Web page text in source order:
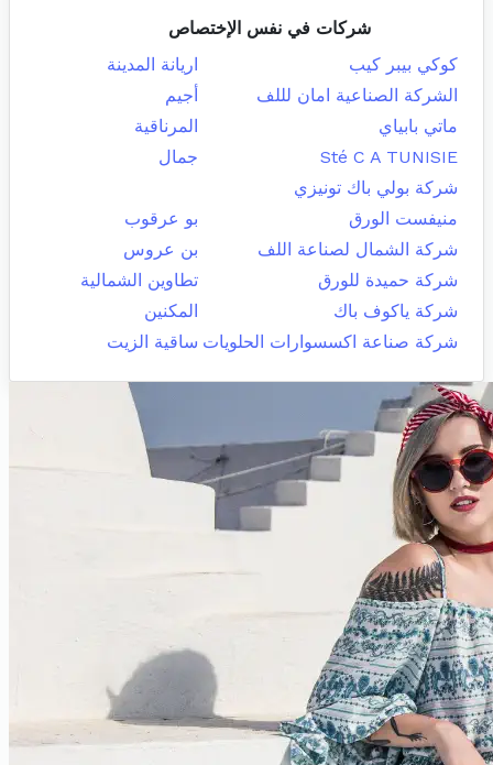
شركات في نفس الإختصاص
كوكي بيبر كيب
اريانة المدينة
الشركة الصناعية امان لللف
أجيم
ماتي بابياي
المرناقية
Sté C A TUNISIE
جمال
شركة بولي باك تونيزي
منيفست الورق
بو عرقوب
شركة الشمال لصناعة اللف
بن عروس
شركة حميدة للورق
تطاوين الشمالية
شركة ياكوف باك
المكنين
شركة صناعة اكسسوارات الحلويات ساقية الزيت